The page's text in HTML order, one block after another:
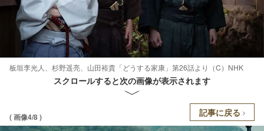
板垣李光人、杉野遥亮、山田裕貴「どうする家康」第26話より（C）NHK
スクロールすると次の画像が表示されます
( 画像4/8 ) 記事に戻る